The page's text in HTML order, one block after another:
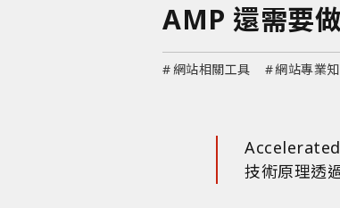
AMP 還需要
# 網站相關工具 #網站專業
Accelerated
技術原理透